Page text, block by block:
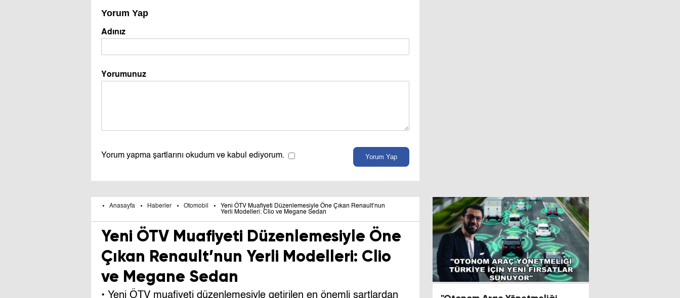
Yorum Yap
Adınız
Yorumunuz
Yorum yapma şartlarını okudum ve kabul ediyorum. Yorum Yap
Anasayfa Haberler Otomobil
Yeni ÖTV Muafiyeti Düzenlemesiyle Öne Çıkan Renault’nun
Yerli Modelleri: Clio ve Megane Sedan
Yeni ÖTV Muafiyeti Düzenlemesiyle Öne
Çıkan Renault’nun Yerli Modelleri: Clio
ve Megane Sedan
• Yeni ÖTV muafiyeti düzenlemesiyle getirilen en önemli şartlardan